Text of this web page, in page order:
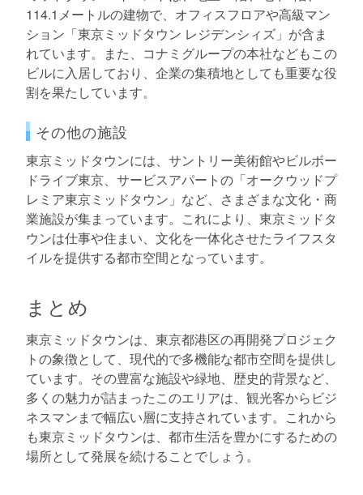
114.1メートルの建物で、オフィスフロアや高級マン
ション「東京ミッドタウン レジデンシィズ」が含ま
れています。また、コナミグループの本社などもこの
ビルに入居しており、企業の集積地としても重要な役
割を果たしています。
その他の施設
東京ミッドタウンには、サントリー美術館やビルボー
ドライブ東京、サービスアパートの「オークウッドプ
レミア東京ミッドタウン」など、さまざまな文化・商
業施設が集まっています。これにより、東京ミッドタ
ウンは仕事や住まい、文化を一体化させたライフスタ
イルを提供する都市空間となっています。
まとめ
東京ミッドタウンは、東京都港区の再開発プロジェク
トの象徴として、現代的で多機能な都市空間を提供し
ています。その豊富な施設や緑地、歴史的背景など、
多くの魅力が詰まったこのエリアは、観光客からビジ
ネスマンまで幅広い層に支持されています。これから
も東京ミッドタウンは、都市生活を豊かにするための
場所として発展を続けることでしょう。